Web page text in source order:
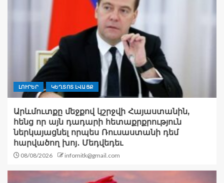
ԼՈՒՐԵՐ ԿԵՂՏՈՏ ԼՎԱՑՔ
Արևմուտքը մեջքով կշրջվի Հայաստանին,
հենց որ այն դադարի հետաքրքրություն
ներկայացնել որպես Ռուսաստանի դեմ
հարվածող խոյ․ Մեդվեդեւ
08/08/2026 infomitk@gmail.com